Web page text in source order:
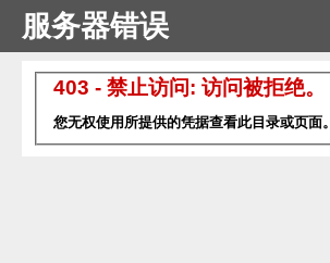
服务器错误
403 - 禁止访问: 访问被拒绝。
您无权使用所提供的凭据查看此目录或页面。